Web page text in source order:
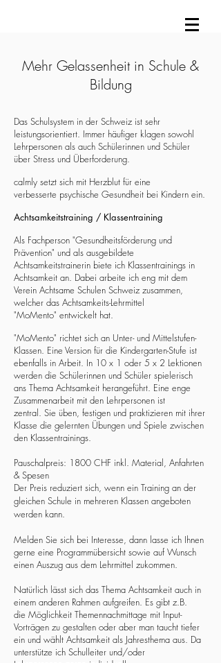
Mehr Gelassenheit in Schule &
Bildung
Das Schulsystem in der Schweiz ist sehr
leistungsorientiert. Immer häufiger klagen sowohl
Lehrpersonen als auch Schülerinnen und Schüler
über Stress und Überforderung. ​
calmly setzt sich mit Herzblut für eine
verbesserte psychische Gesundheit bei Kindern ein.
Achtsamkeitstraining / Klassentraining
Als Fachperson "Gesundheitsförderung und
Prävention" und als ausgebildete
Achtsamkeitstrainerin biete ich Klassentrainings in
Achtsamkeit an. Dabei arbeite ich eng mit dem
Verein Achtsame Schulen Schweiz zusammen,
welcher das Achtsamkeits-Lehrmittel
"MoMento" entwickelt hat.
"MoMento" richtet sich an Unter- und Mittelstufen-
Klassen. Eine Version für die Kindergarten-Stufe ist
ebenfalls in Arbeit. In 10 x 1 oder 5 x 2 Lektionen
werden die Schülerinnen und Schüler spielerisch
ans Thema Achtsamkeit herangeführt. Eine enge
Zusammenarbeit mit den Lehrpersonen ist
zentral. Sie üben, festigen und praktizieren mit ihrer
Klasse die gelernten Übungen und Spiele zwischen
den Klassentrainings.
Pauschalpreis: 1800 CHF inkl. Material, Anfahrten
& Spesen​​
Der Preis reduziert sich, wenn ein Training an der
gleichen Schule in mehreren Klassen angeboten
werden kann.
Melden Sie sich bei Interesse, dann lasse ich Ihnen
gerne eine Programmübersicht sowie auf Wunsch
einen Auszug aus dem Lehrmittel zukommen.
Natürlich lässt sich das Thema Achtsamkeit auch in
einem anderen Rahmen aufgreifen. Es gibt z.B.
die Möglichkeit Themennachmittage mit Input-
Vorträgen zu gestalten oder aber man taucht tiefer
ein und wählt Achtsamkeit als Jahresthema aus. Da
unterstütze ich Schulleiter und/oder